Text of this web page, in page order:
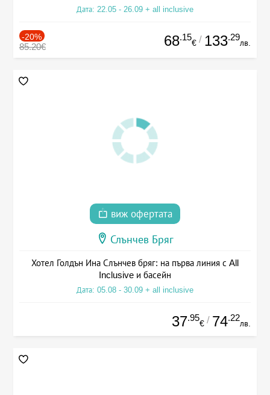
Дата: 22.05 - 26.09 + all inclusive
-20%
85.20€ 68.15
€ / 133.29
лв.
виж офертата
Слънчев Бряг
Хотел Голдън Ина Слънчев бряг: на първа линия с All
Inclusive и басейн
Дата: 05.08 - 30.09 + all inclusive
37.95
€ / 74.22
лв.